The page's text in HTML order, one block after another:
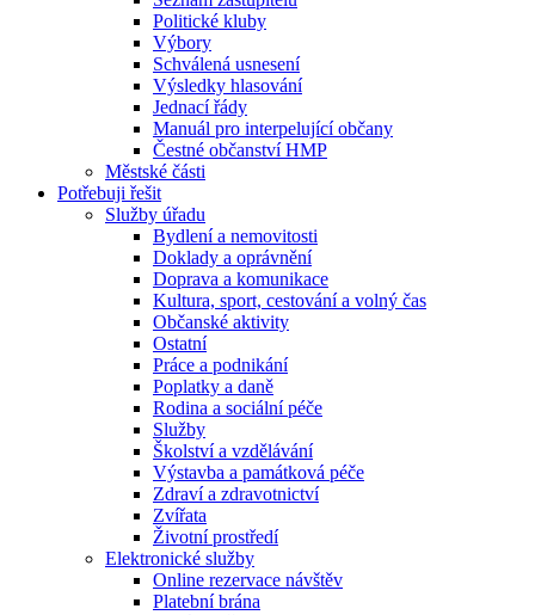
Politické kluby
Výbory
Schválená usnesení
Výsledky hlasování
Jednací řády
Manuál pro interpelující občany
Čestné občanství HMP
Městské části
Potřebuji řešit
Služby úřadu
Bydlení a nemovitosti
Doklady a oprávnění
Doprava a komunikace
Kultura, sport, cestování a volný čas
Občanské aktivity
Ostatní
Práce a podnikání
Poplatky a daně
Rodina a sociální péče
Služby
Školství a vzdělávání
Výstavba a památková péče
Zdraví a zdravotnictví
Zvířata
Životní prostředí
Elektronické služby
Online rezervace návštěv
Platební brána